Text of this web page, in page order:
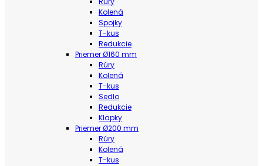
Kolená
Spojky
T-kus
Redukcie
Priemer Ø160 mm
Rúry
Kolená
T-kus
Sedlo
Redukcie
Klapky
Priemer Ø200 mm
Rúry
Kolená
T-kus